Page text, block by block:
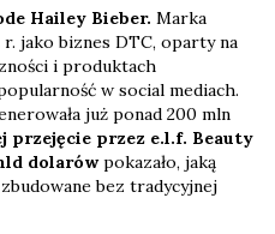
Hailey Bieber. Marka
r. jako biznes DTC, oparty na
i produktach
w social mediach.
już ponad 200 mln
przejęcie przez e.l.f. Beauty
dolarówpokazało, jaką
bez tradycyjnej